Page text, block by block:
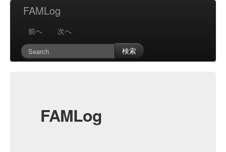
FAMLog
前へ
次へ
検索
FAMLog